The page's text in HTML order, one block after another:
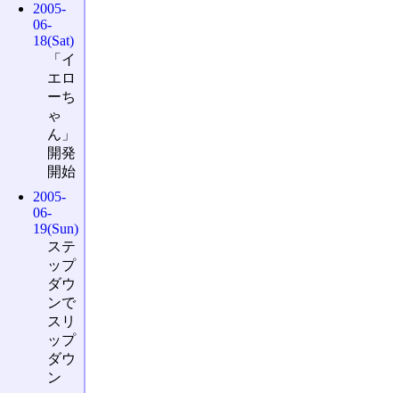
2005-
06-
18(Sat)
「イ
エロ
ーち
ゃ
ん」
開発
開始
2005-
06-
19(Sun)
ステ
ップ
ダウ
ンで
スリ
ップ
ダウ
ン